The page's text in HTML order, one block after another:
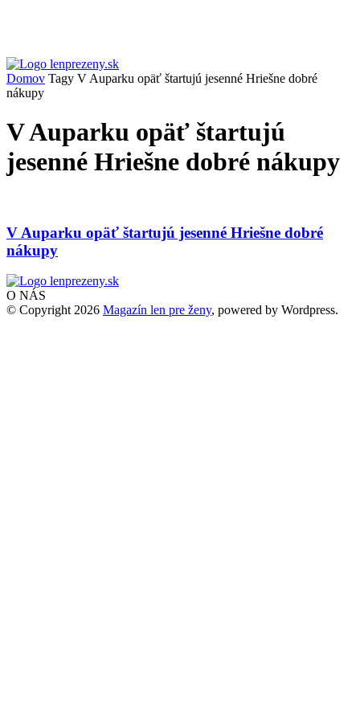
Domov Tagy V Auparku opäť štartujú jesenné Hriešne dobré
nákupy
V Auparku opäť štartujú
jesenné Hriešne dobré nákupy
V Auparku opäť štartujú jesenné Hriešne dobré
nákupy
O NÁS
© Copyright 2026 Magazín len pre ženy, powered by Wordpress.